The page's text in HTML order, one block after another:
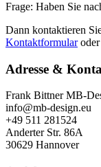
Frage: Haben Sie
Dann kontaktieren
Kontaktformularoder
Adresse &
Frank Bittner MB-
info@mb-design.eu
+49 511 281524
Anderter Str. 86A
30629 Hannover